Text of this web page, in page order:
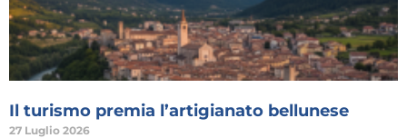
Il turismo premia l’artigianato bellunese
27 Luglio 2026